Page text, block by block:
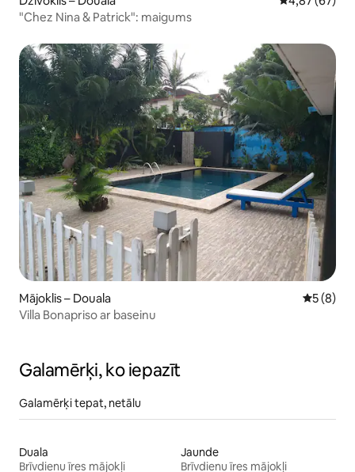
"Chez Nina & Patrick": maigums
Mājoklis – Douala Vidējais
5 (8)
Villa Bonapriso ar baseinu
Galamērķi, ko iepazīt
Galamērķi tepat, netālu
Duala
Brīvdienu īres mājokļi
Jaunde
Brīvdienu īres mājokļi